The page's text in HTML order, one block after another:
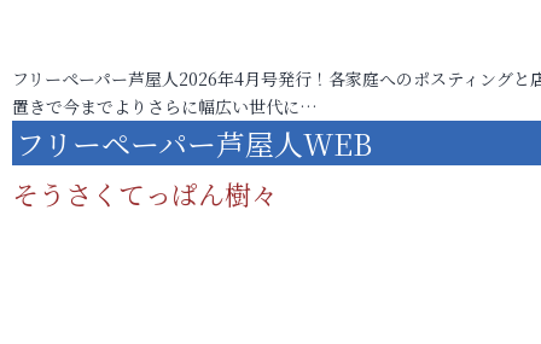
フリーペーパー芦屋人2026年4月号発行！各家庭へのポスティングと
置きで今までよりさらに幅広い世代に…
フリーペーパー芦屋人WEB
そうさくてっぱん樹々